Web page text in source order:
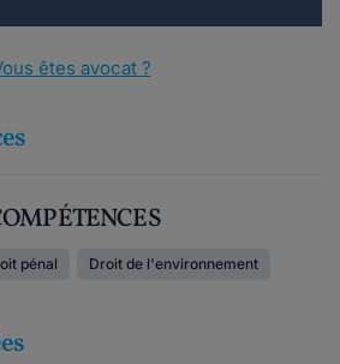
êtes avocat ?
pénal Droit de l'environnement